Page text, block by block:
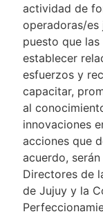
actividad de
operadoras/es
puesto que
establecer
esfuerzos y
capacitar,
al
innovaciones
acciones que
acuerdo,
Directores de
de Jujuy y la